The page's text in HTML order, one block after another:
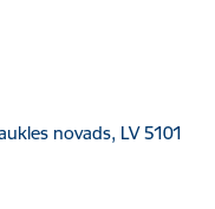
novads, LV 5101